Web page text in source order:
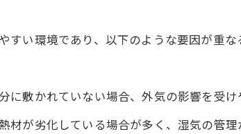
すい環境であり、以下のような要因が重な
に敷かれていない場合、外気の影響を受
材が劣化している場合が多く、湿気の管理